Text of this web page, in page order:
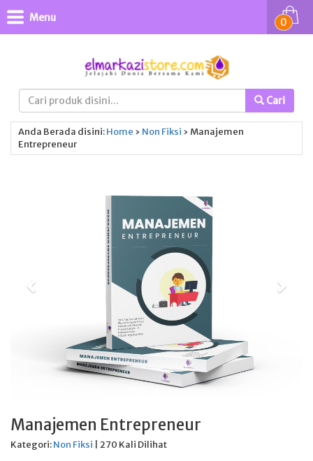
Cari
0
Menu
Anda Berada disini:Home › Non Fiksi › Manajemen
Entrepreneur
Manajemen Entrepreneur
Kategori:Non Fiksi | 270 Kali Dilihat